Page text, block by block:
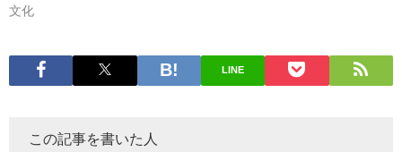
文化
LINE
この記事を書いた人